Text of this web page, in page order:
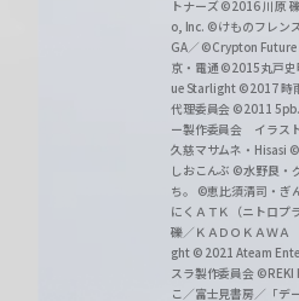
トナーズ©2016 川原
o, Inc. ©けものフレン
GA／ ©Crypton
京・電通 ©2015丸戸史
ue Starlight ©2017 時
代理委員会 ©2011
ー製作委員会 イラス
久慈マサムネ・Hisasi
しおこんぶ ©水野良・
ち。
©恵比須清司・ぎ
にくＡＴＫ（ニトロプ
礫／ＫＡＤＯＫＡＷＡ
ght © 2021 Ateam
スラ製作委員会
こ／富士見書房／「デ